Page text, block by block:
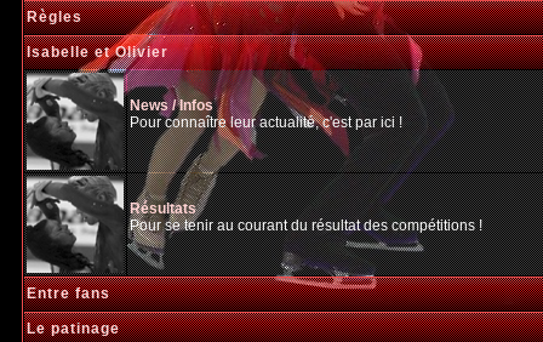
Règles
Isabelle et Olivier
News / Infos
Pour connaître leur actualité, c'est par ici !
Résultats
Pour se tenir au courant du résultat des compétitions !
Entre fans
Le patinage